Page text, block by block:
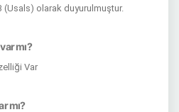
(Usals) olarak duyurulmuştur.
mı?
Var
mı?